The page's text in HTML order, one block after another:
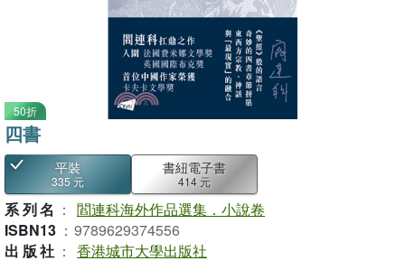
50折
四書
平裝
335 元
書紐電子書
414 元
系列名 ： 閻連科海外作品選集．小說卷
ISBN13 ： 9789629374556
出版社 ： 香港城市大學出版社